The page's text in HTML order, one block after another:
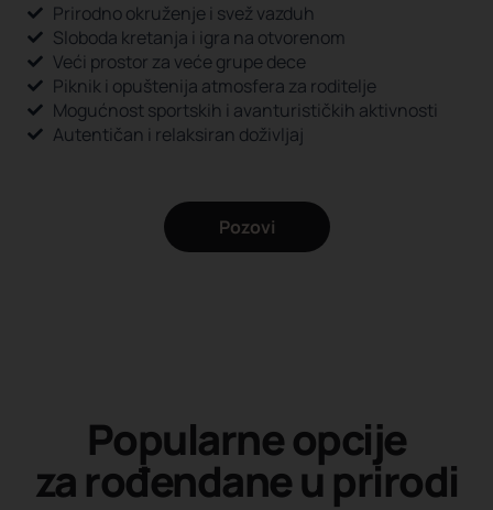
Prirodno okruženje i svež vazduh
Sloboda kretanja i igra na otvorenom
Veći prostor za veće grupe dece
Piknik i opuštenija atmosfera za roditelje
Mogućnost sportskih i avanturističkih aktivnosti
Autentičan i relaksiran doživljaj
Pozovi
Popularne opcije
za rođendane u prirodi